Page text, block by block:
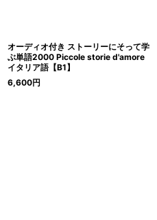
オーディオ付き ストーリーにそって学
ぶ単語2000 Piccole storie d'amore
イタリア語【B1】
6,600円